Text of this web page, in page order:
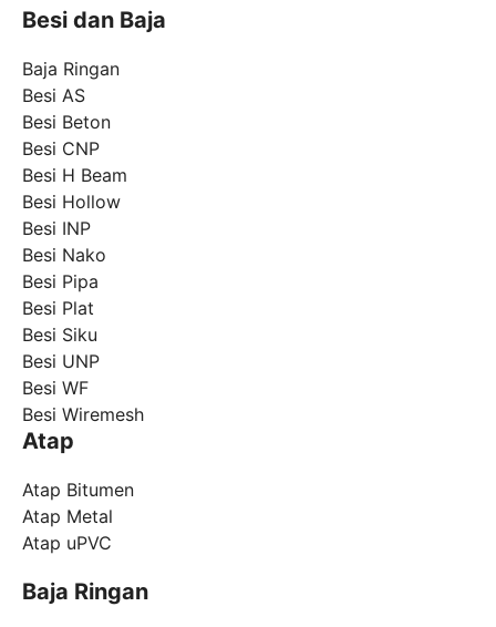
Besi dan Baja
Baja Ringan
Besi AS
Besi Beton
Besi CNP
Besi H Beam
Besi Hollow
Besi INP
Besi Nako
Besi Pipa
Besi Plat
Besi Siku
Besi UNP
Besi WF
Besi Wiremesh
Atap
Atap Bitumen
Atap Metal
Atap uPVC
Baja Ringan